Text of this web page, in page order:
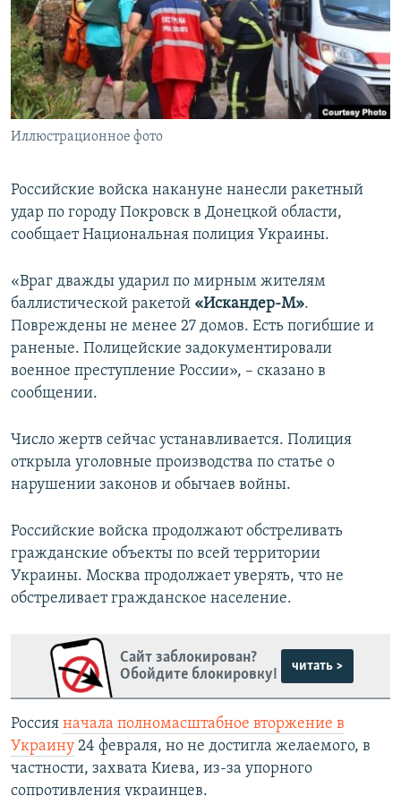
ПОБЕДИТЕЛЕЙ НЕ СУДЯТ?
КРЫМ.НЕПОКОРЕННЫЙ
ELIFBE
УКРАИНСКАЯ ПРОБЛЕМА КРЫМА
ПРИСОЕДИНЯЙТЕСЬ!
Все сайты RFE/RL
Иллюстрационное фото
Российские войска накануне нанесли ракетный
удар по городу Покровск в Донецкой области,
сообщает Национальная полиция Украины.
«Враг дважды ударил по мирным жителям
баллистической ракетой «Искандер-М».
Повреждены не менее 27 домов. Есть погибшие и
раненые. Полицейские задокументировали
военное преступление России», – сказано в
сообщении.
Число жертв сейчас устанавливается. Полиция
открыла уголовные производства по статье о
нарушении законов и обычаев войны.
Российские войска продолжают обстреливать
гражданские объекты по всей территории
Украины. Москва продолжает уверять, что не
обстреливает гражданское население.
Сайт заблокирован?
Обойдите блокировку!
читать >
Россия начала полномасштабное вторжение в
Украину 24 февраля, но не достигла желаемого, в
частности, захвата Киева, из-за упорного
сопротивления украинцев.